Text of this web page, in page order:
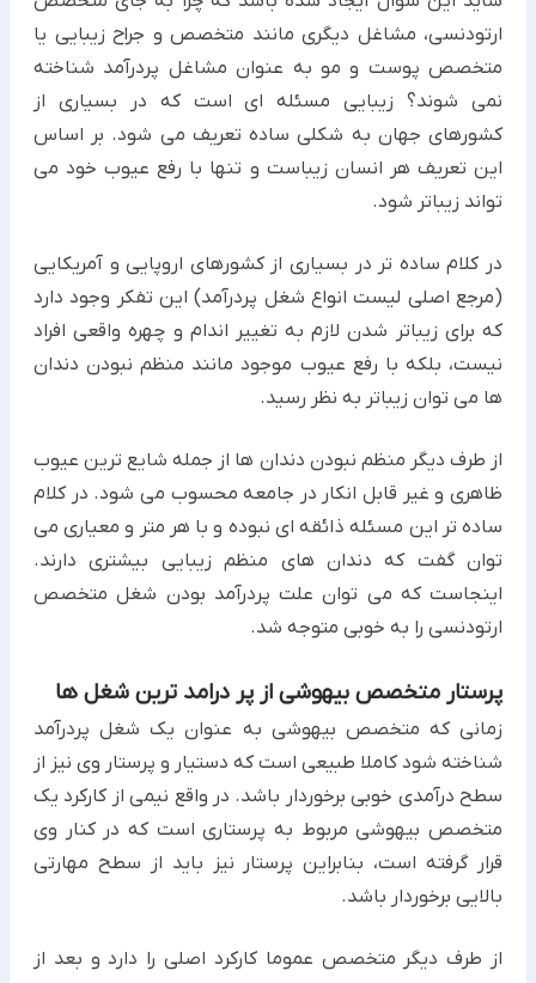
ارتودنسی، مشاغل دیگری مانند متخصص و جراح زیبایی یا
متخصص پوست و مو به عنوان مشاغل پردرآمد شناخته
نمی شوند؟ زیبایی مسئله ای است که در بسیاری از
کشورهای جهان به شکلی ساده تعریف می شود. بر اساس
این تعریف هر انسان زیباست و تنها با رفع عیوب خود می
تواند زیباتر شود.
در کلام ساده تر در بسیاری از کشورهای اروپایی و آمریکایی
(مرجع اصلی لیست انواع شغل پردرآمد) این تفکر وجود دارد
که برای زیباتر شدن لازم به تغییر اندام و چهره واقعی افراد
نیست، بلکه با رفع عیوب موجود مانند منظم نبودن دندان
ها می توان زیباتر به نظر رسید.
از طرف دیگر منظم نبودن دندان ها از جمله شایع ترین عیوب
ظاهری و غیر قابل انکار در جامعه محسوب می شود. در کلام
ساده تر این مسئله ذائقه ای نبوده و با هر متر و معیاری می
توان گفت که دندان های منظم زیبایی بیشتری دارند.
اینجاست که می توان علت پردرآمد بودن شغل متخصص
ارتودنسی را به خوبی متوجه شد.
پرستار متخصص بیهوشی از پر درامد ترین شغل ها
زمانی که متخصص بیهوشی به عنوان یک شغل پردرآمد
شناخته شود کاملا طبیعی است که دستیار و پرستار وی نیز از
سطح درآمدی خوبی برخوردار باشد. در واقع نیمی از کارکرد یک
متخصص بیهوشی مربوط به پرستاری است که در کنار وی
قرار گرفته است، بنابراین پرستار نیز باید از سطح مهارتی
بالایی برخوردار باشد.
از طرف دیگر متخصص عموما کارکرد اصلی را دارد و بعد از